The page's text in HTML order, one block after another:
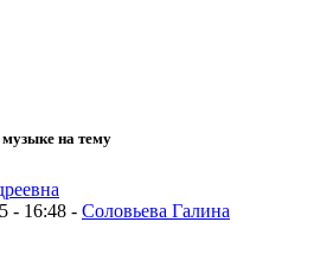
музыке на тему
- 16:48 - Соловьева Галина